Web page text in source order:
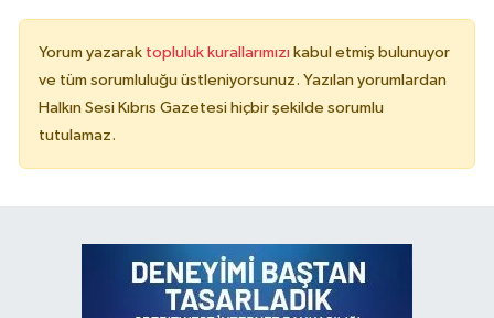
Yorum yazarak topluluk kurallarımızı kabul etmiş bulunuyor
ve tüm sorumluluğu üstleniyorsunuz. Yazılan yorumlardan
Halkın Sesi Kıbrıs Gazetesi hiçbir şekilde sorumlu
tutulamaz.